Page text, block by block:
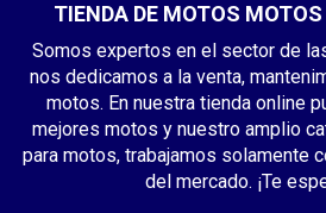
TIENDA DE MOTOS
Somos expertos en el sector de
nos dedicamos a la venta,
motos. En nuestra tienda online
mejores motos y nuestro amplio
para motos, trabajamos solamente
del mercado. ¡Te